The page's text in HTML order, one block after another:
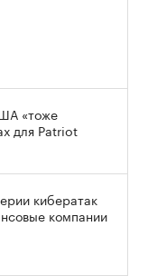
«тоже
для Patriot
кибератак
компании